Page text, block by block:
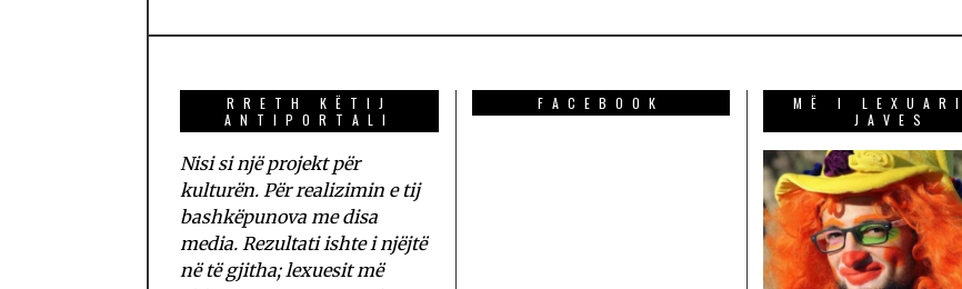
RRETH KËTIJ
ANTIPORTALI
Nisi si një projekt për
kulturën. Për realizimin e tij
bashkëpunova me disa
media. Rezultati ishte i njëjtë
në të gjitha; lexuesit më
FACEBOOK
MË I
JAVES